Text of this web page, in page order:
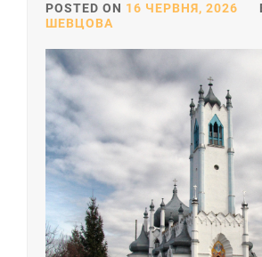
POSTED ON 16 ЧЕРВНЯ, 2026
ШЕВЦОВА